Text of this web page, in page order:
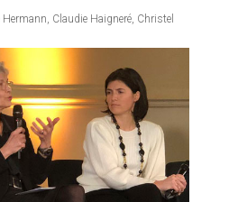
Claudie Haigneré, Christel